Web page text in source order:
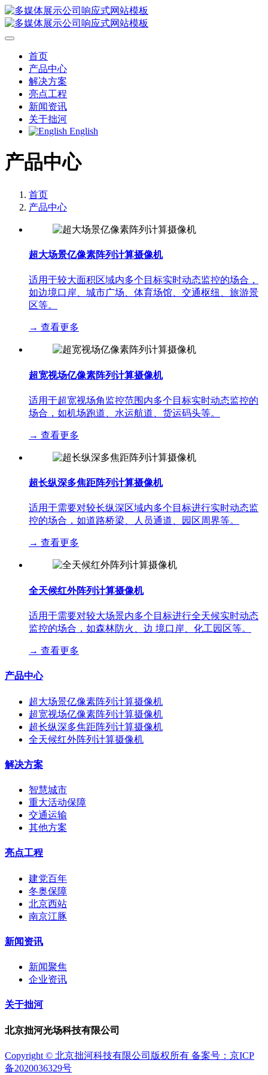
首页
产品中心
解决方案
亮点工程
新闻资讯
关于拙河
English
产品中心
首页
产品中心
超大场景亿像素阵列计算摄像机
适用于较大面积区域内多个目标实时动态监控的场合，
如边境口岸、城市广场、体育场馆、交通枢纽、旅游景
区等。
→ 查看更多
超宽视场亿像素阵列计算摄像机
适用于超宽视场角监控范围内多个目标实时动态监控的
场合，如机场跑道、水运航道、货运码头等。
→ 查看更多
超长纵深多焦距阵列计算摄像机
适用于需要对较长纵深区域内多个目标进行实时动态监
控的场合，如道路桥梁、人员通道、园区周界等。
→ 查看更多
全天候红外阵列计算摄像机
适用于需要对较大场景内多个目标进行全天候实时动态
监控的场合，如森林防火、边 境口岸、化工园区等。
→ 查看更多
产品中心
超大场景亿像素阵列计算摄像机
超宽视场亿像素阵列计算摄像机
超长纵深多焦距阵列计算摄像机
全天候红外阵列计算摄像机
解决方案
智慧城市
重大活动保障
交通运输
其他方案
亮点工程
建党百年
冬奥保障
北京西站
南京江豚
新闻资讯
新闻聚焦
企业资讯
关于拙河
北京拙河光场科技有限公司
Copyright © 北京拙河科技有限公司版权所有 备案号：京ICP
备2020036329号